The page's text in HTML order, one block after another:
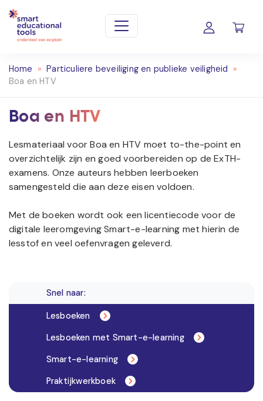
Home » Particuliere beveiliging en publieke veiligheid
»
Boa en HTV
Boa en HTV
Lesmateriaal voor Boa en HTV moet to-the-point en
overzichtelijk zijn en goed voorbereiden op de ExTH-
examens. Onze auteurs hebben leerboeken
samengesteld die aan deze eisen voldoen.
Met de boeken wordt ook een licentiecode voor de
digitale leeromgeving Smart-e-learning met hierin de
lesstof en veel oefenvragen geleverd.
Snel naar:
Lesboeken
Lesboeken met Smart-e-learning
Smart-e-learning
Praktijkwerkboek